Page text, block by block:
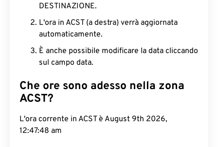
DESTINAZIONE.
L'ora in ACST (a destra) verrà aggiornata
automaticamente.
È anche possibile modificare la data cliccando
sul campo data.
Che ore sono adesso nella zona
ACST?
L'ora corrente in ACST è August 9th 2026,
12:47:49 am